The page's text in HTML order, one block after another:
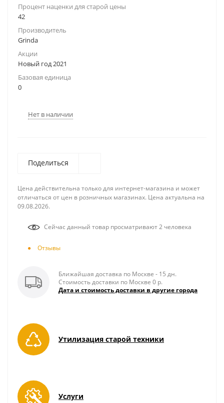
Процент наценки для старой цены
42
Производитель
Grinda
Акции
Новый год 2021
Базовая единица
0
Нет в наличии
Поделиться
Цена действительна только для интернет-магазина и может
отличаться от цен в розничных магазинах. Цена актуальна на
09.08.2026.
Сейчас данный товар просматривают 2 человека
Отзывы
Ближайшая доставка по Москве - 15 дн.
Стоимость доставки по Москве 0 р.
Дата и стоимость доставки в другие города
Утилизация старой техники
Услуги